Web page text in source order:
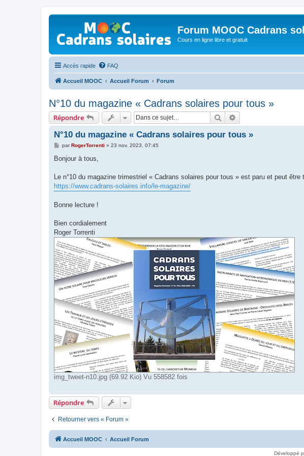
Forum MOOC Cadrans
Cours en ligne libre et gratuit
Accès rapide FAQ
Accueil MOOC Accueil Forum Forum
N°10 du magazine « Cadrans solaires pour tous »
Répondre Rechercher
N°10 du magazine « Cadrans solaires pour tous »
M
s
g
parRogerTorrenti » 23 nov. 2023, 07:45
Bonjour à tous,
Le n°10 du magazine trimestriel « Cadrans solaires pour tous » est paru et peut
https://www.cadrans-solaires.info/le-magazine/
Bonne lecture !
Bien cordialement
Roger Torrenti
img_tweet-n10.jpg (69.92 Kio) Vu 558582 fois
Répondre
Retourner vers « Forum »
Accueil MOOC Accueil Forum
Développé